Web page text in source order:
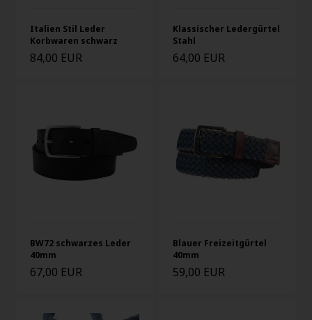
Italien Stil Leder
Korbwaren schwarz
84,00 EUR
Klassischer Ledergürtel
Stahl
64,00 EUR
BW72 schwarzes Leder
40mm
67,00 EUR
Blauer Freizeitgürtel
40mm
59,00 EUR